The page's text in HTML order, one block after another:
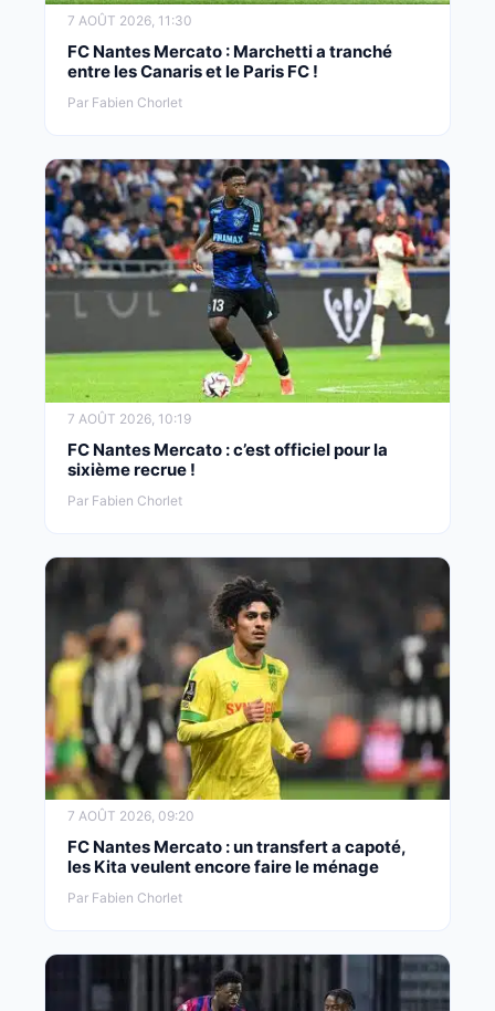
7 AOÛT 2026, 11:30
FC Nantes Mercato : Marchetti a tranché
entre les Canaris et le Paris FC !
Par Fabien Chorlet
7 AOÛT 2026, 10:19
FC Nantes Mercato : c’est officiel pour la
sixième recrue !
Par Fabien Chorlet
7 AOÛT 2026, 09:20
FC Nantes Mercato : un transfert a capoté,
les Kita veulent encore faire le ménage
Par Fabien Chorlet